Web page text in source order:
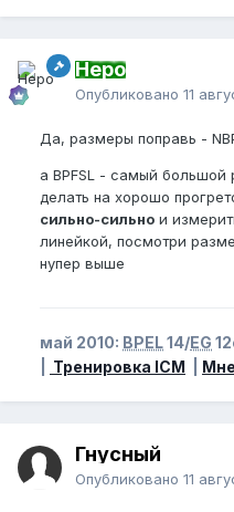
Неро
Опубликовано 11
Да, размеры поправь -
а BPFSL - самый большой
делать на хорошо
сильно-сильно и
линейкой, посмотри
нупер выше
май 2010: BPEL14/EG
Тренировка ICM
Гнусный
Опубликовано 11